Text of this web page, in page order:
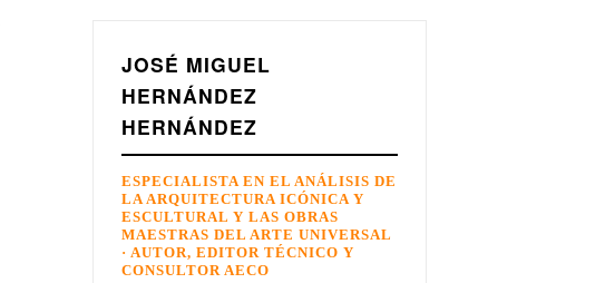
JOSÉ MIGUEL
HERNÁNDEZ
HERNÁNDEZ
ESPECIALISTA EN EL ANÁLISIS DE
LA ARQUITECTURA ICÓNICA Y
ESCULTURAL Y LAS OBRAS
MAESTRAS DEL ARTE UNIVERSAL
· AUTOR, EDITOR TÉCNICO Y
CONSULTOR AECO